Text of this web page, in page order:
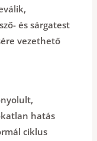
és sárgatest
vezethető
hatás
ciklus